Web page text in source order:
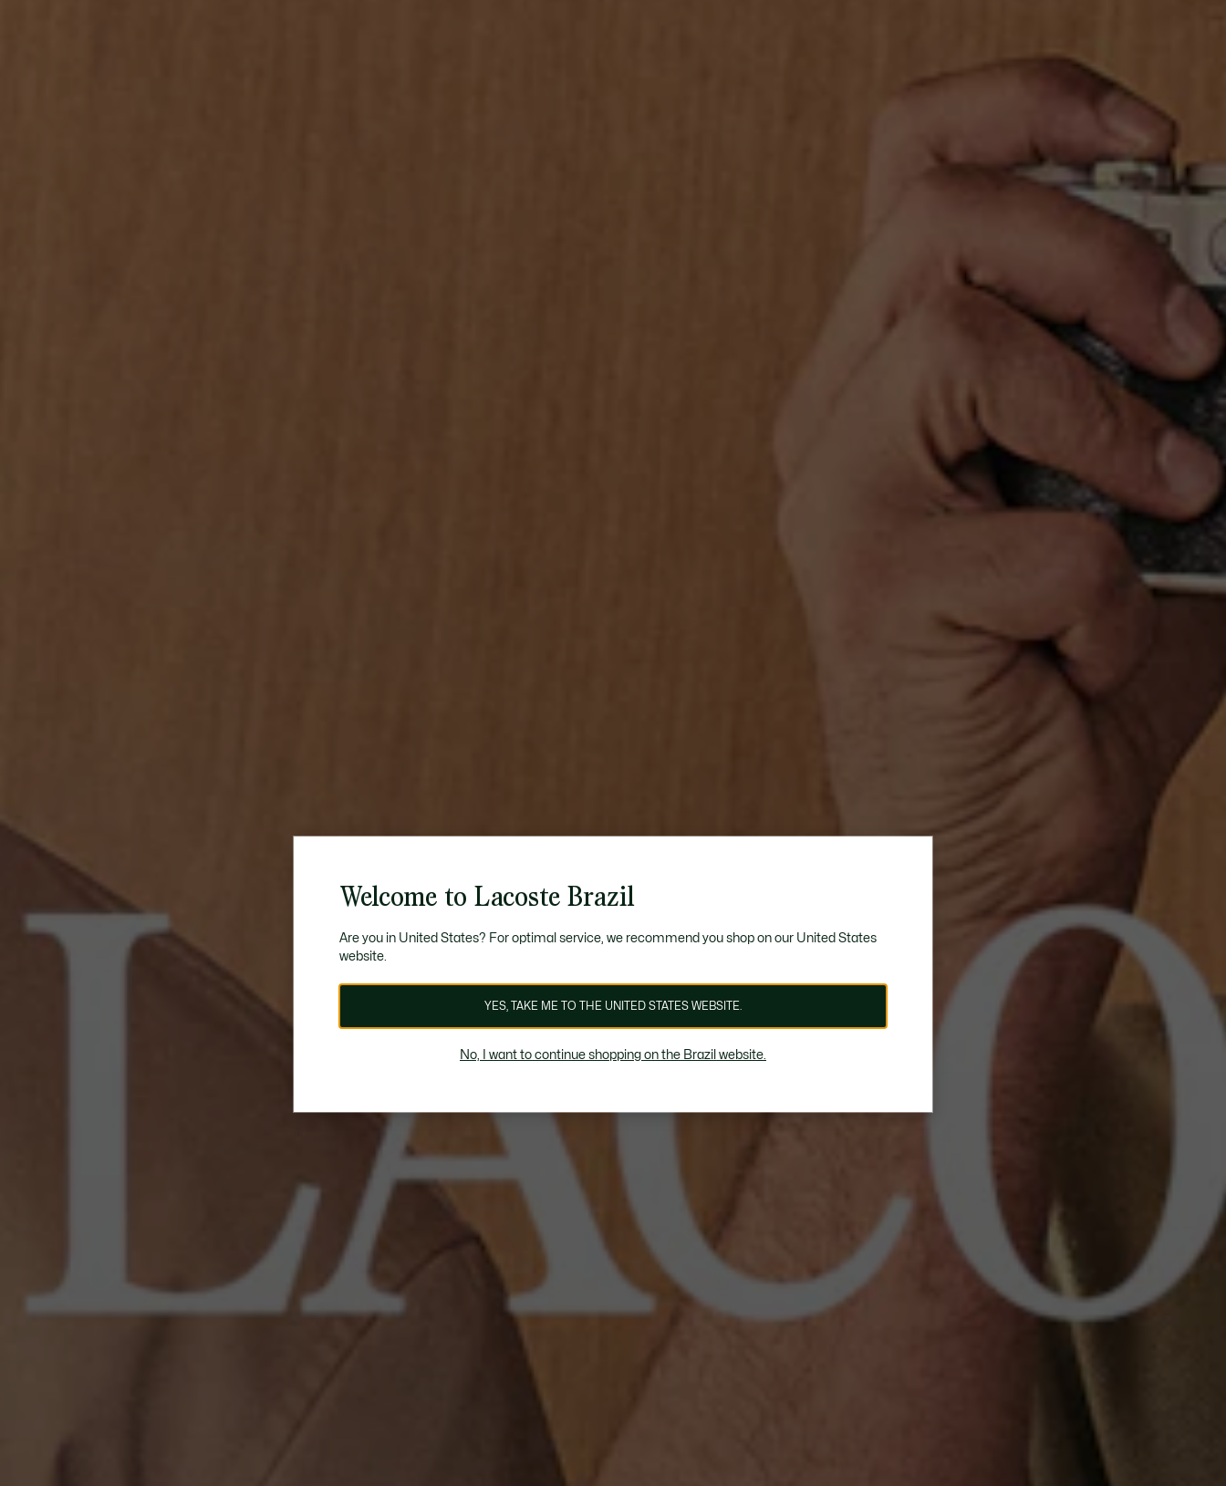
Welcome to Lacoste Brazil
Are you in United States? For optimal service, we recommend you shop on our United States
website.
YES, TAKE ME TO THE UNITED STATES WEBSITE.
No, I want to continue shopping on the Brazil website.